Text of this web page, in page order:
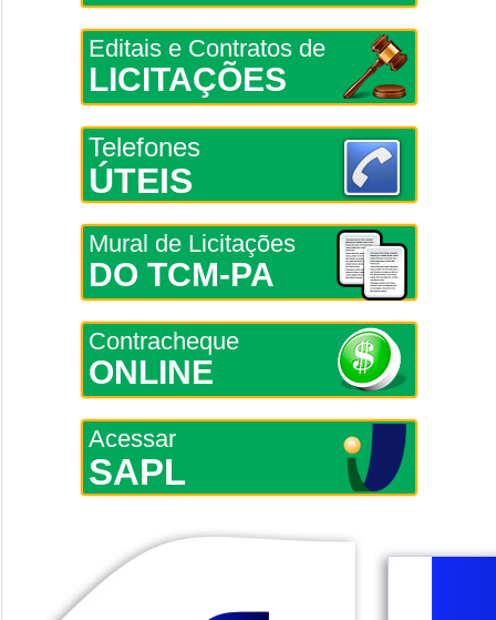
Editais e Contratos de
LICITAÇÕES
Telefones
ÚTEIS
Mural de Licitações
DO TCM-PA
Contracheque
ONLINE
Acessar
SAPL